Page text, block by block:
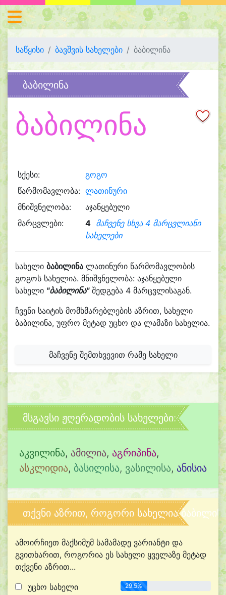
საწყისი ბავშვის სახელები ბაბილინა
ბაბილინა
ბაბილინა
სქესი:
გოგო
წარმომავლობა: ლათინური
მნიშვნელობა:
აჯანყებული
მარცვლები:
4 მაჩვენე სხვა 4 მარცვლიანი
სახელები
სახელი ბაბილინა ლათინური წარმომავლობის
გოგოს სახელია. მნიშვნელობა: აჯანყებული
სახელი "ბაბილინა"შედგება 4 მარცვლისაგან.
ჩვენი საიტის მომხმარებლების აზრით, სახელი
ბაბილინა, უფრო მეტად უცხო და ლამაზი სახელია.
მაჩვენე შემთხვევით რამე სახელი
მსგავსი ჟღერადობის სახელები:
აკვილინა, ამილია, აგრიპინა,
ასკლიდია, ბასილისა, ვასილისა, ანისია
თქვნი აზრით, როგორი სახელია
ამოირჩიეთ მაქსიმუმ სამამადე ვარიანტი და
გვითხარით, როგორია ეს სახელი ყველაზე მეტად
თქვენი აზრით...
უცხო სახელი
29.5%